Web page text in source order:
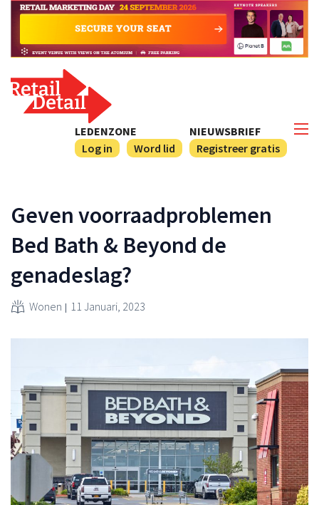
NIEUWSBRIEF
Registreer gratis
LEDENZONE
Log in
Word lid
Geven voorraadproblemen
Bed Bath & Beyond de
genadeslag?
Wonen 11 Januari, 2023